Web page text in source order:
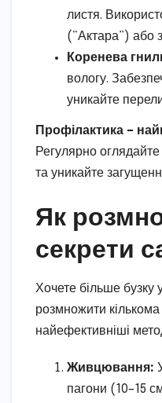
листя.
(“Актара”) або
Коренева
вологу.
уникайте
Профілактика –
Регулярно
та уникайте
Як
секрети
Хочете більше бузку
розмножити
найефективніші
Живцювання:
пагони (10–15